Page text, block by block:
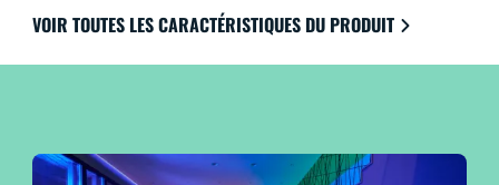
programmation de l’éclairage vous permettent de
contrôler l’ensemble de votre système, même lorsque
vous n’êtes pas chez vous. Compatible avec Google
VOIR TOUTES LES CARACTÉRISTIQUES DU PRODUIT